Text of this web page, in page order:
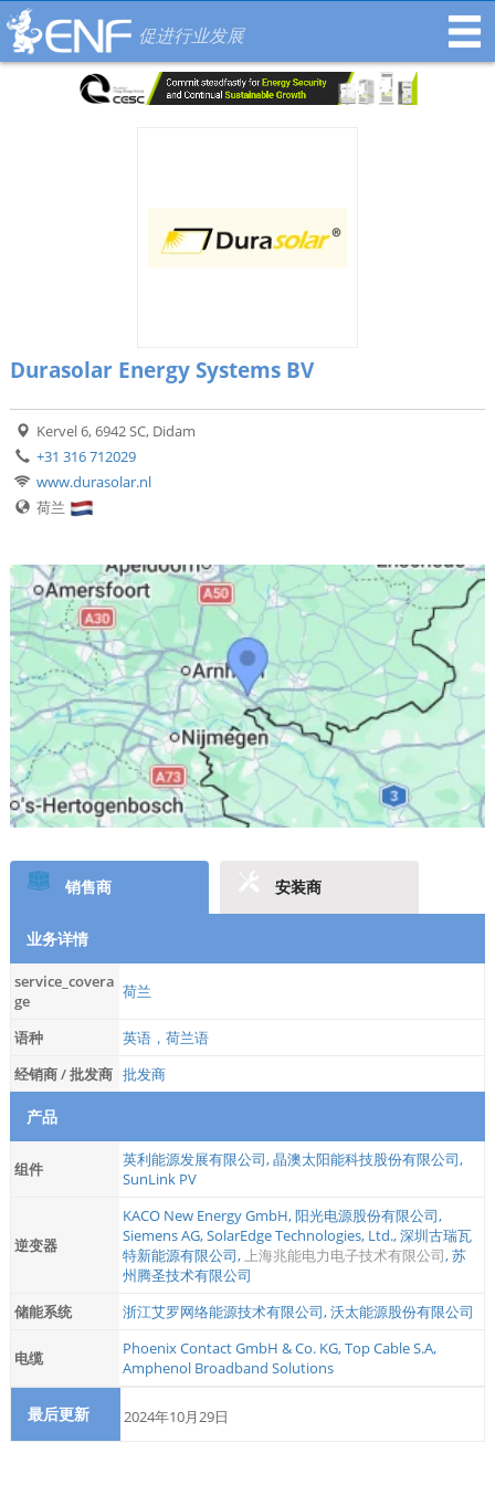
促进行业发展
Durasolar Energy Systems BV
Kervel 6, 6942 SC, Didam
+31 316 712029
www.durasolar.nl
荷兰
销售商 安装商
业务详情
service_covera
ge
荷兰
语种
英语，荷兰语
经销商 / 批发商 批发商
产品
组件 英利能源发展有限公司,晶澳太阳能科技股份有限公司,
SunLink PV
逆变器
KACO New Energy GmbH,阳光电源股份有限公司,
Siemens AG,SolarEdge Technologies, Ltd.,深圳古瑞瓦
特新能源有限公司, 上海兆能电力电子技术有限公司,苏
州腾圣技术有限公司
储能系统
浙江艾罗网络能源技术有限公司,沃太能源股份有限公司
电缆 Phoenix Contact GmbH & Co. KG,Top Cable S.A,
Amphenol Broadband Solutions
最后更新 2024年10月29日